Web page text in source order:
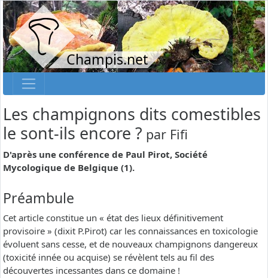
Champis.net
Les champignons dits comestibles
le sont-ils encore ? par Fifi
D'après une conférence de Paul Pirot, Société
Mycologique de Belgique (1).
Préambule
Cet article constitue un « état des lieux définitivement
provisoire » (dixit P.Pirot) car les connaissances en toxicologie
évoluent sans cesse, et de nouveaux champignons dangereux
(toxicité innée ou acquise) se révèlent tels au fil des
découvertes incessantes dans ce domaine !